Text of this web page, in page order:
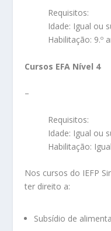
Requisitos:
Idade: Igual ou
Habilitação: 9.º
Cursos EFA Nível 4
–
Requisitos:
Idade: Igual ou
Habilitação:
Nos cursos do IEFP
ter direito a:
Subsídio de